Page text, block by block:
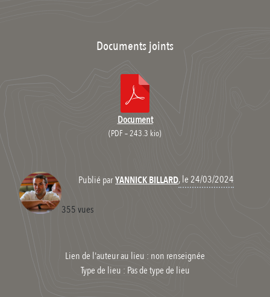
Documents joints
Document
(PDF – 243.3 kio)
Publié par YANNICK BILLARD, le 24/03/2024
355 vues
Lien de l'auteur au lieu : non renseignée
Type de lieu : Pas de type de lieu